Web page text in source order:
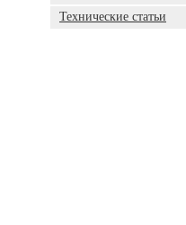
Технические статьи